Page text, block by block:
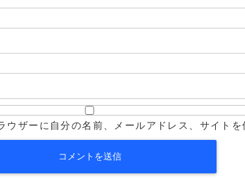
ウザーに自分の名前、メールアドレス、サイトを